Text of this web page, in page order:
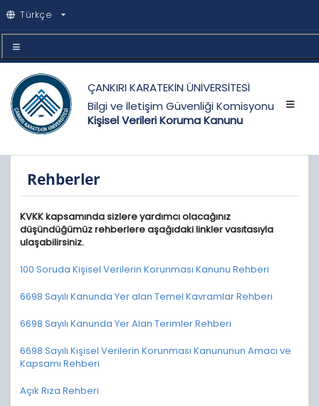
Türkçe
ÇANKIRI KARATEKİN ÜNİVERSİTESİ
Bilgi ve İletişim Güvenliği Komisyonu
Kişisel Verileri Koruma Kanunu
Rehberler
KVKK kapsamında sizlere yardımcı olacağınız
düşündüğümüz rehberlere aşağıdaki linkler vasıtasıyla
ulaşabilirsiniz.
100 Soruda Kişisel Verilerin Korunması Kanunu Rehberi
6698 Sayılı Kanunda Yer alan Temel Kavramlar Rehberi
6698 Sayılı Kanunda Yer Alan Terimler Rehberi
6698 Sayılı Kişisel Verilerin Korunması Kanununun Amacı ve
Kapsamı Rehberi
Açık Rıza Rehberi